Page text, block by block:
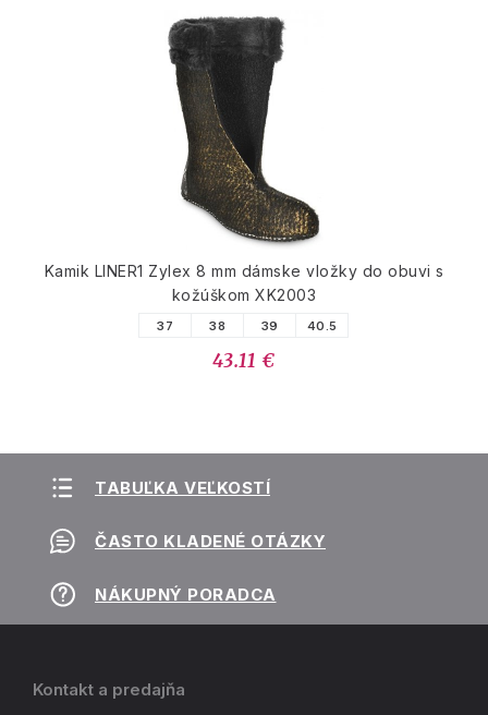
Kamik LINER1 Zylex 8 mm dámske vložky do obuvi s
kožúškom XK2003
37 38 39 40.5
43.11 €
TABUĽKA VEĽKOSTÍ
ČASTO KLADENÉ OTÁZKY
NÁKUPNÝ PORADCA
Kontakt a predajňa